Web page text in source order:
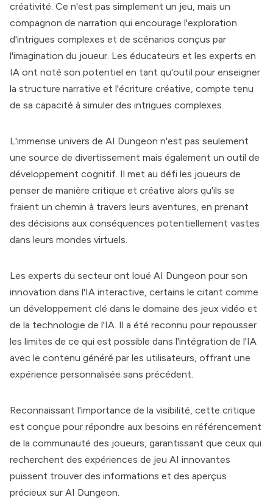
créativité. Ce n'est pas simplement un jeu, mais un
compagnon de narration qui encourage l'exploration
d'intrigues complexes et de scénarios conçus par
l'imagination du joueur. Les éducateurs et les experts en
IA ont noté son potentiel en tant qu'outil pour enseigner
la structure narrative et l'écriture créative, compte tenu
de sa capacité à simuler des intrigues complexes.
L'immense univers de AI Dungeon n'est pas seulement
une source de divertissement mais également un outil de
développement cognitif. Il met au défi les joueurs de
penser de manière critique et créative alors qu'ils se
fraient un chemin à travers leurs aventures, en prenant
des décisions aux conséquences potentiellement vastes
dans leurs mondes virtuels.
Les experts du secteur ont loué AI Dungeon pour son
innovation dans l'IA interactive, certains le citant comme
un développement clé dans le domaine des jeux vidéo et
de la technologie de l'IA. Il a été reconnu pour repousser
les limites de ce qui est possible dans l'intégration de l'IA
avec le contenu généré par les utilisateurs, offrant une
expérience personnalisée sans précédent.
Reconnaissant l'importance de la visibilité, cette critique
est conçue pour répondre aux besoins en référencement
de la communauté des joueurs, garantissant que ceux qui
recherchent des expériences de jeu AI innovantes
puissent trouver des informations et des aperçus
précieux sur AI Dungeon.